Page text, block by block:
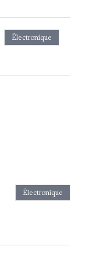
Électronique
Électronique